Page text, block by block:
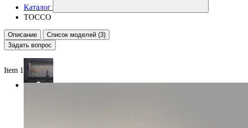
Каталог
TOCCO
Описание
Список моделей (3)
Задать вопрос
Item 1 of 4